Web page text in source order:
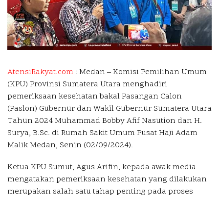
AtensiRakyat.com : Medan – Komisi Pemilihan Umum
(KPU) Provinsi Sumatera Utara menghadiri
pemeriksaan kesehatan bakal Pasangan Calon
(Paslon) Gubernur dan Wakil Gubernur Sumatera Utara
Tahun 2024 Muhammad Bobby Afif Nasution dan H.
Surya, B.Sc. di Rumah Sakit Umum Pusat Haji Adam
Malik Medan, Senin (02/09/2024).
Ketua KPU Sumut, Agus Arifin, kepada awak media
mengatakan pemeriksaan kesehatan yang dilakukan
merupakan salah satu tahap penting pada proses